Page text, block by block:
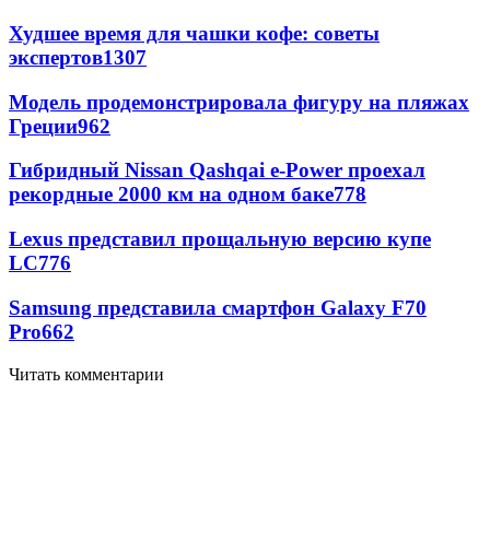
Худшее время для чашки кофе: советы
экспертов1307
Модель продемонстрировала фигуру на пляжах
Греции962
Гибридный Nissan Qashqai e-Power проехал
рекордные 2000 км на одном баке778
Lexus представил прощальную версию купе
LC776
Samsung представила смартфон Galaxy F70
Pro662
Читать комментарии